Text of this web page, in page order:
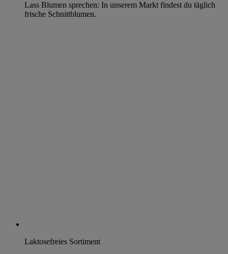
Lass Blumen sprechen: In unserem Markt findest du täglich
frische Schnittblumen.
Laktosefreies Sortiment